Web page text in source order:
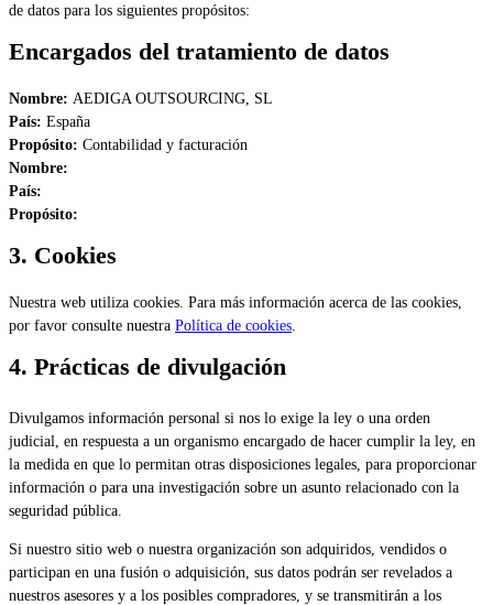
de datos para los siguientes propósitos:
Encargados del tratamiento de datos
Nombre: AEDIGA OUTSOURCING, SL
País: España
Propósito: Contabilidad y facturación
Nombre:
País:
Propósito:
3. Cookies
Nuestra web utiliza cookies. Para más información acerca de las cookies,
por favor consulte nuestra Política de cookies
4. Prácticas de divulgación
Divulgamos información personal si nos lo exige la ley o una orden
judicial, en respuesta a un organismo encargado de hacer cumplir la ley, en
la medida en que lo permitan otras disposiciones legales, para proporcionar
información o para una investigación sobre un asunto relacionado con la
seguridad pública.
Si nuestro sitio web o nuestra organización son adquiridos, vendidos o
participan en una fusión o adquisición, sus datos podrán ser revelados a
nuestros asesores y a los posibles compradores, y se transmitirán a los